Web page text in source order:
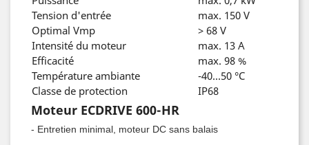
Tension d'entrée
max. 150 V
Optimal Vmp
> 68 V
Intensité du moteur
max. 13 A
Efficacité
max. 98 %
Température ambiante
-40...50 °C
Classe de protection
IP68
Moteur ECDRIVE 600-HR
- Entretien minimal, moteur DC sans balais